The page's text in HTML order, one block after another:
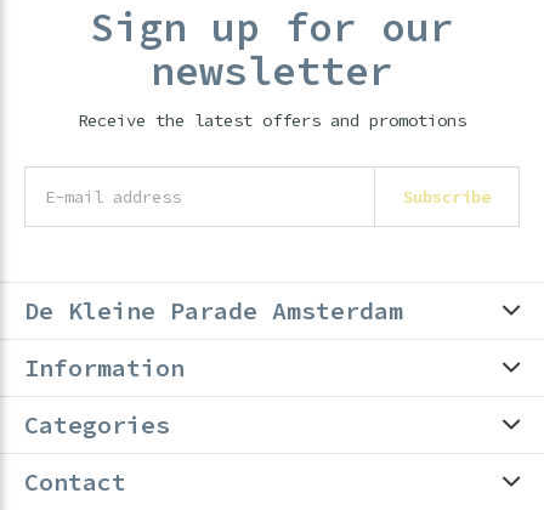
Sign up for our
newsletter
Receive the latest offers and promotions
Subscribe
De Kleine Parade Amsterdam
Information
Categories
Contact